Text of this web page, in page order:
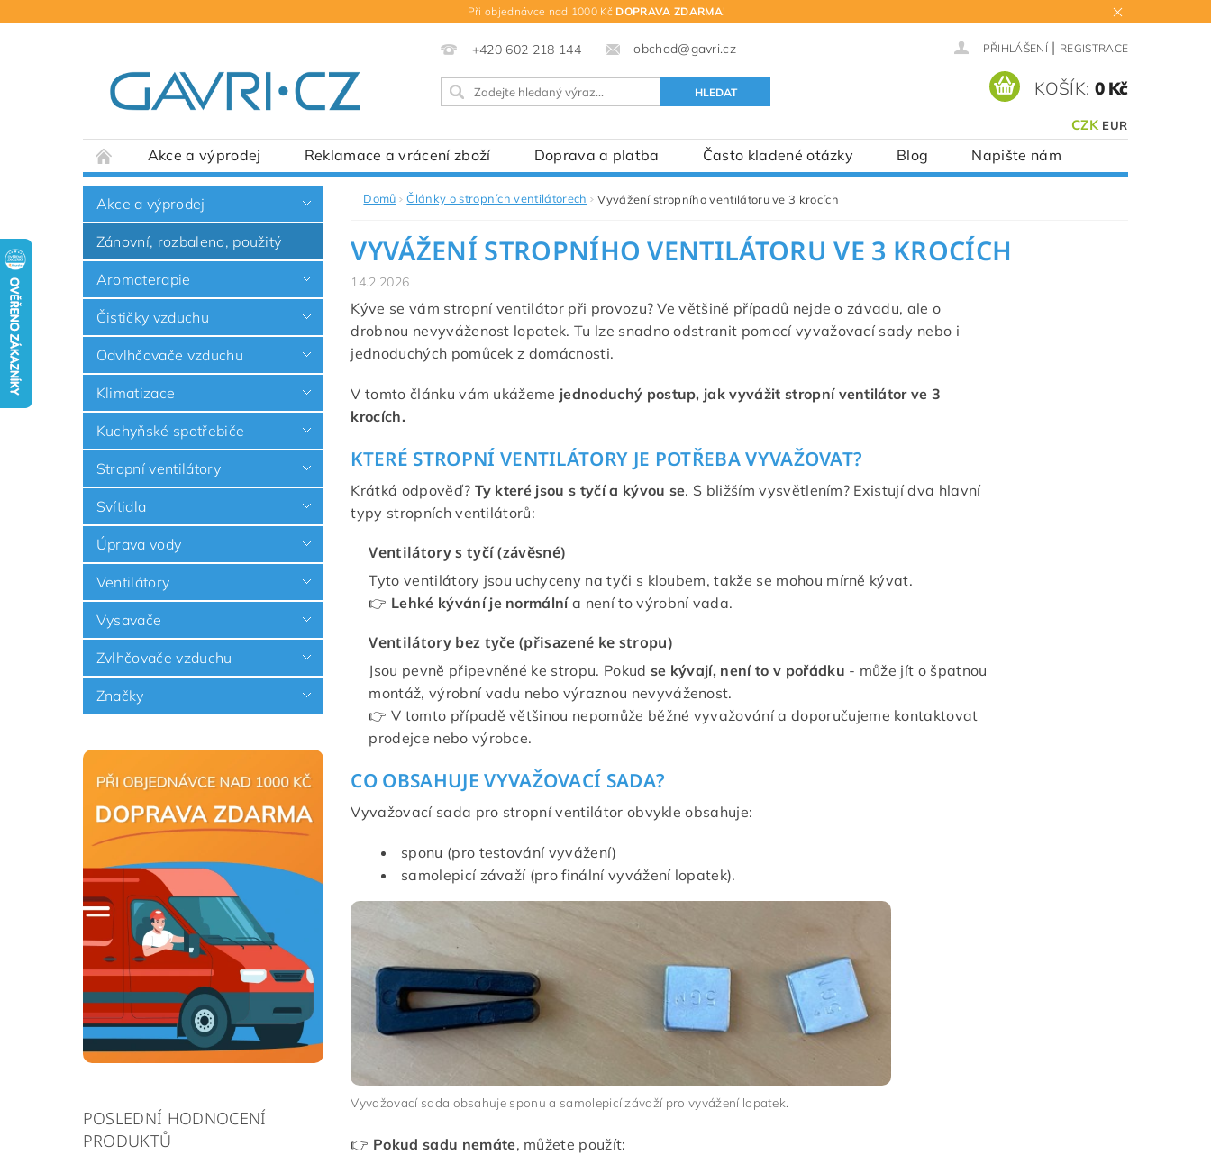
Při objednávce nad 1000 Kč DOPRAVA ZDARMA!
+420 602 218 144 obchod@gavri.cz PŘIHLÁŠENÍ | REGISTRACE
CZK EUR
KOŠÍK: 0 Kč
Akce a výprodej Reklamace a vrácení zboží Doprava a platba Často kladené otázky Blog Napište nám
Akce a výprodej
Zánovní, rozbaleno, použitý
Aromaterapie
Čističky vzduchu
Odvlhčovače vzduchu
Klimatizace
Kuchyňské spotřebiče
Stropní ventilátory
Svítidla
Úprava vody
Ventilátory
Vysavače
Zvlhčovače vzduchu
Značky
POSLEDNÍ HODNOCENÍ
PRODUKTŮ
Domů Články o stropních ventilátorech Vyvážení stropního ventilátoru ve 3 krocích
VYVÁŽENÍ STROPNÍHO VENTILÁTORU VE 3 KROCÍCH
14.2.2026
Kýve se vám stropní ventilátor při provozu? Ve většině případů nejde o závadu, ale o
drobnou nevyváženost lopatek. Tu lze snadno odstranit pomocí vyvažovací sady nebo i
jednoduchých pomůcek z domácnosti.
V tomto článku vám ukážeme jednoduchý postup, jak vyvážit stropní ventilátor ve 3
krocích.
KTERÉ STROPNÍ VENTILÁTORY JE POTŘEBA VYVAŽOVAT?
Krátká odpověď? Ty které jsou s tyčí a kývou se. S bližším vysvětlením? Existují dva hlavní
typy stropních ventilátorů:
Ventilátory s tyčí (závěsné)
Tyto ventilátory jsou uchyceny na tyči s kloubem, takže se mohou mírně kývat.
👉 Lehké kývání je normálnía není to výrobní vada.
Ventilátory bez tyče (přisazené ke stropu)
Jsou pevně připevněné ke stropu. Pokud se kývají, není to v pořádku - může jít o špatnou
montáž, výrobní vadu nebo výraznou nevyváženost.
👉 V tomto případě většinou nepomůže běžné vyvažování a doporučujeme kontaktovat
prodejce nebo výrobce.
CO OBSAHUJE VYVAŽOVACÍ SADA?
Vyvažovací sada pro stropní ventilátor obvykle obsahuje:
sponu (pro testování vyvážení)
samolepicí závaží (pro finální vyvážení lopatek).
Vyvažovací sada obsahuje sponu a samolepicí závaží pro vyvážení lopatek.
👉 Pokud sadu nemáte, můžete použít: